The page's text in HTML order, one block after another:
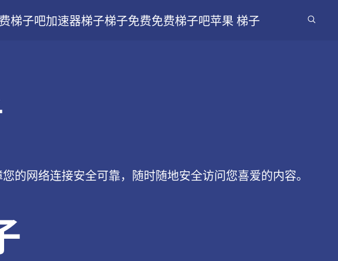
梯子吧加速器梯子梯子免费免费梯子吧苹果 梯子
的网络连接安全可靠，随时随地安全访问您喜爱的内容。